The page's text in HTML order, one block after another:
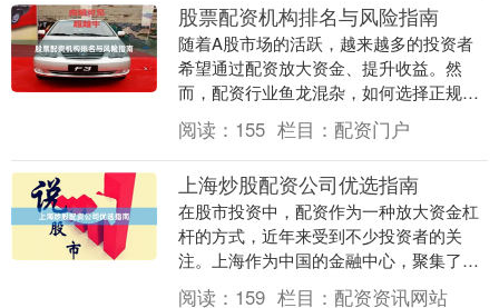
股票配资机构排名与风险指南
随着A股市场的活跃，越来越多的投资者
希望通过配资放大资金、提升收益。然
而，配资行业鱼龙混杂，如何选择正规机
构、识别潜在风险，成为每位投资者必须
掌握的核心技能。本....
阅读： 155 栏目： 配资门户
上海炒股配资公司优选指南
在股市投资中，配资作为一种放大资金杠
杆的方式，近年来受到不少投资者的关
注。上海作为中国的金融中心，聚集了大
量的配资公司。面对市场上众多的配资平
阅读： 159 栏目： 配资资讯网站